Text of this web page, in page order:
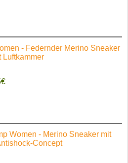
- Federnder Merino Sneaker
Luftkammer
Women - Merino Sneaker mit
Concept